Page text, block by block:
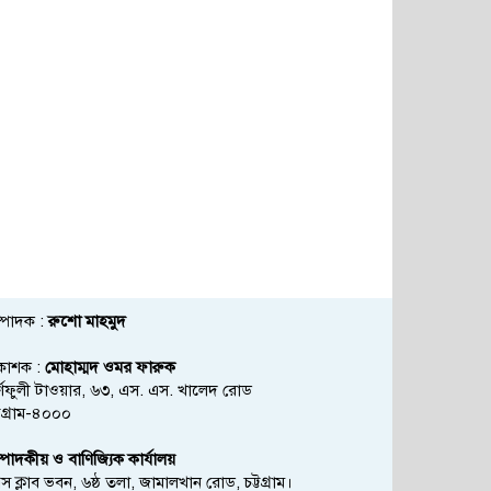
:রুশো মাহমুদ
: মোহাম্মদ ওমর ফারুক
টাওয়ার, ৬৩, এস. এস. খালেদ রোড
৪০০০
ও বাণিজ্যিক কার্যালয়
ক্লাব ভবন, ৬ষ্ঠ তলা, জামালখান রোড, চট্টগ্রাম।